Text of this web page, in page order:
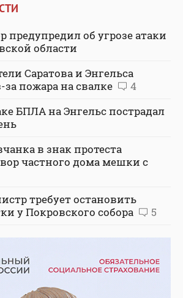
предупредил об угрозе атаки
области
Саратова и Энгельса
пожара на свалке
4
БПЛА на Энгельс пострадал
в знак протеста
частного дома мешки с
требует остановить
у Покровского собора
5